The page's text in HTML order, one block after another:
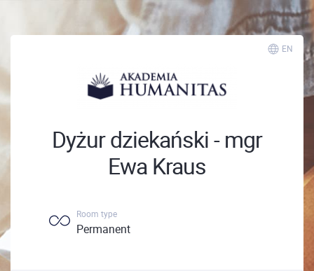
EN
Dyżur dziekański - mgr
Ewa Kraus
Room type
Permanent